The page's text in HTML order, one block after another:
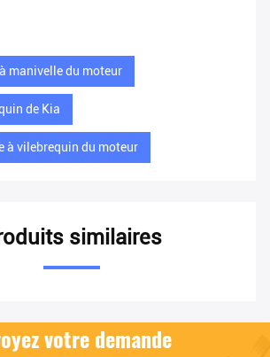
manivelle du moteur
de Kia
à vilebrequin du moteur
similaires
votre demande